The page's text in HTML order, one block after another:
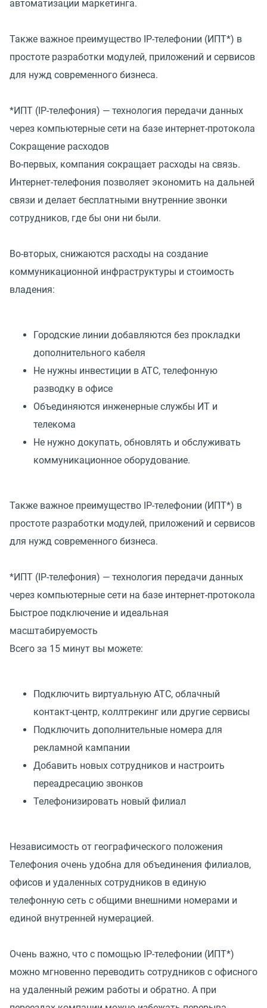
автоматизации маркетинга.
Также важное преимущество IP-телефонии (ИПТ*) в
простоте разработки модулей, приложений и сервисов
для нужд современного бизнеса.
*ИПТ (IP-телефония) — технология передачи данных
через компьютерные сети на базе интернет-протокола
Сокращение расходов
Во-первых, компания сокращает расходы на связь.
Интернет-телефония позволяет экономить на дальней
связи и делает бесплатными внутренние звонки
сотрудников, где бы они ни были.
Во-вторых, снижаются расходы на создание
коммуникационной инфраструктуры и стоимость
владения:
Городские линии добавляются без прокладки
дополнительного кабеля
Не нужны инвестиции в АТС, телефонную
разводку в офисе
Объединяются инженерные службы ИТ и
телекома
Не нужно докупать, обновлять и обслуживать
коммуникационное оборудование.
Также важное преимущество IP-телефонии (ИПТ*) в
простоте разработки модулей, приложений и сервисов
для нужд современного бизнеса.
*ИПТ (IP-телефония) — технология передачи данных
через компьютерные сети на базе интернет-протокола
Быстрое подключение и идеальная
масштабируемость
Всего за 15 минут вы можете:
Подключить виртуальную АТС, облачный
контакт-центр, коллтрекинг или другие сервисы
Подключить дополнительные номера для
рекламной кампании
Добавить новых сотрудников и настроить
переадресацию звонков
Телефонизировать новый филиал
Независимость от географического положения
Телефония очень удобна для объединения филиалов,
офисов и удаленных сотрудников в единую
телефонную сеть с общими внешними номерами и
единой внутренней нумерацией.
Очень важно, что с помощью IP-телефонии (ИПТ*)
можно мгновенно переводить сотрудников с офисного
на удаленный режим работы и обратно. А при